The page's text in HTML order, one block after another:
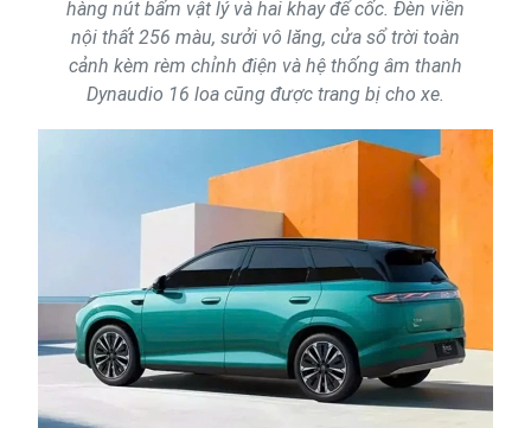
hàng nút bấm vật lý và hai khay để cốc. Đèn viền
nội thất 256 màu, sưởi vô lăng, cửa sổ trời toàn
cảnh kèm rèm chỉnh điện và hệ thống âm thanh
Dynaudio 16 loa cũng được trang bị cho xe.